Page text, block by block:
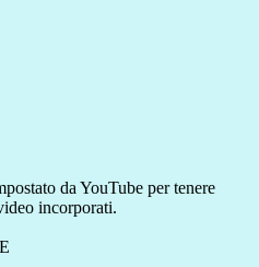
da YouTube per tenere
incorporati.